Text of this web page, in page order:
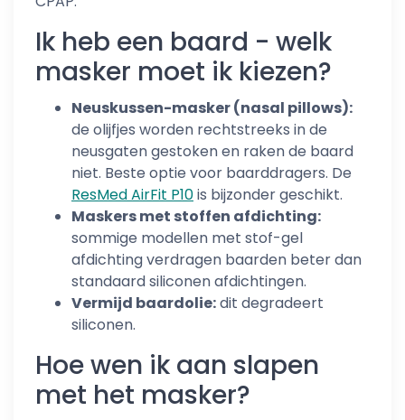
Ik heb een baard - welk
masker moet ik kiezen?
Neuskussen-masker (nasal pillows):
de olijfjes worden rechtstreeks in de
neusgaten gestoken en raken de baard
niet. Beste optie voor baarddragers. De
ResMed AirFit P10is bijzonder geschikt.
Maskers met stoffen afdichting:
sommige modellen met stof-gel
afdichting verdragen baarden beter dan
standaard siliconen afdichtingen.
Vermijd baardolie:dit degradeert
siliconen.
Hoe wen ik aan slapen
met het masker?